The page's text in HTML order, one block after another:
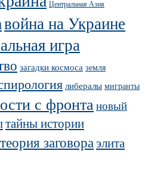
Центральная Азия
война на Украине
игра
загадки космоса земля
либералы мигранты
с фронтановый
тайны истории
теория заговораэлита